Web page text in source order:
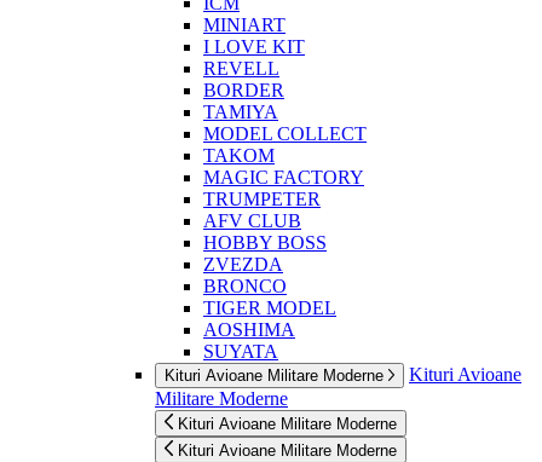
MINIART
I LOVE KIT
REVELL
BORDER
TAMIYA
MODEL COLLECT
TAKOM
MAGIC FACTORY
TRUMPETER
AFV CLUB
HOBBY BOSS
ZVEZDA
BRONCO
TIGER MODEL
AOSHIMA
SUYATA
Kituri Avioane Militare Moderne
Kituri Avioane
Militare Moderne
Kituri Avioane Militare Moderne
Kituri Avioane Militare Moderne